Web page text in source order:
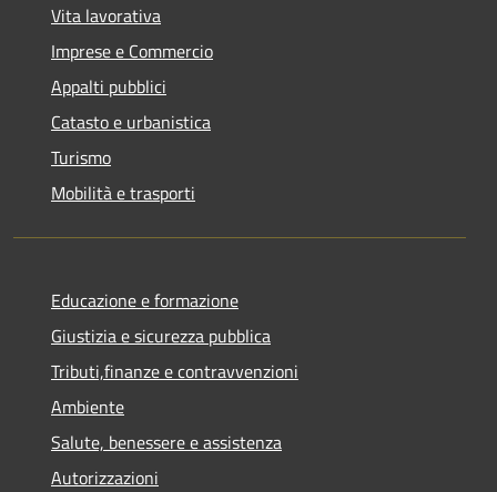
Vita lavorativa
Imprese e Commercio
Appalti pubblici
Catasto e urbanistica
Turismo
Mobilità e trasporti
Educazione e formazione
Giustizia e sicurezza pubblica
Tributi,finanze e contravvenzioni
Ambiente
Salute, benessere e assistenza
Autorizzazioni